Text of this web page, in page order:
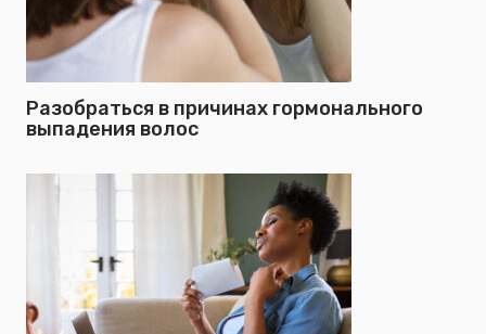
Разобраться в причинах гормонального
выпадения волос